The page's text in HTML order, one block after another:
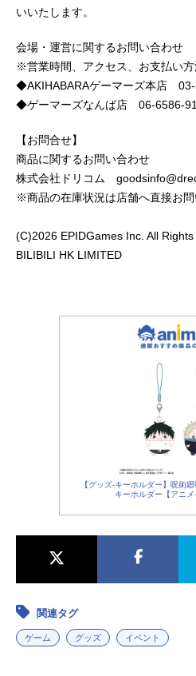
いいたします。
会場・運営に関するお問い合わせ
※営業時間、アクセス、お支払い
◆AKIHABARAゲーマーズ本店
◆ゲーマーズなんば店 06-6586-
【お問合せ】
商品に関するお問い合わせ
株式会社ドリコム
※商品の在庫状況は店舗へ直接お問
(C)2026 EPIDGames Inc. All
BILIBILI HK LIMITED
【グッズ-キーホルダー】呪術
キーホルダー【アニメ
関連タグ
ゲーム グッズ イベント